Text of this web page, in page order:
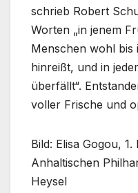
schrieb Robert
Worten „in jenem
Menschen wohl bis
hinreißt, und in
überfällt“.
voller Frische und
Bild: Elisa Gogou,
Anhaltischen
Heysel